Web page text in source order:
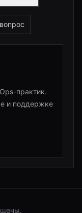
практик.
и поддержке